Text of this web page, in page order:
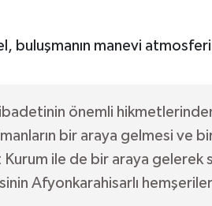
buluşmanın manevi
önemli
bir araya gelmesi ve
ile de bir araya gelerek
Afyonkarahisarlı